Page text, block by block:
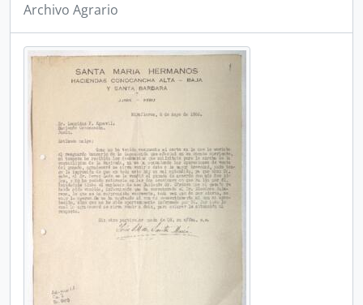
Archivo Agrario